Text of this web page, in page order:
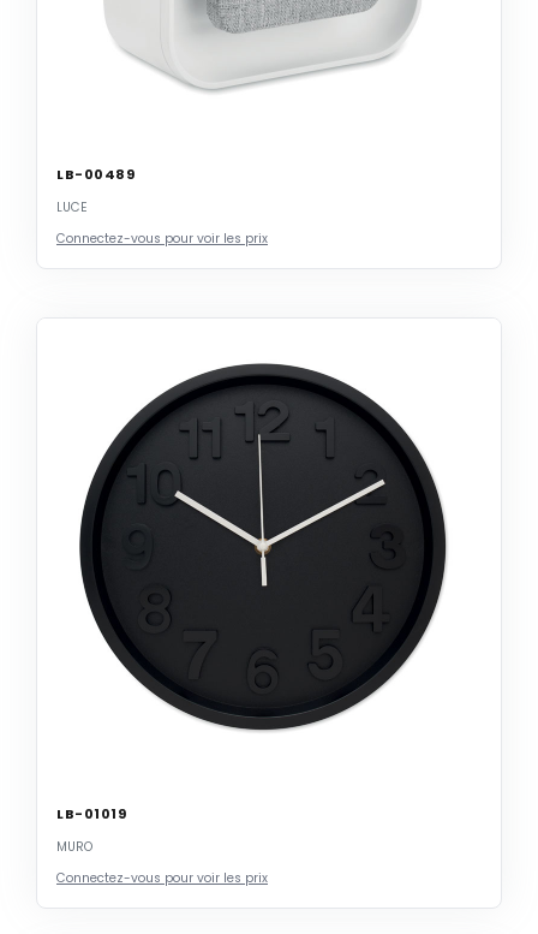
LB-00489
LUCE
Connectez-vous pour voir les prix
LB-01019
MURO
Connectez-vous pour voir les prix